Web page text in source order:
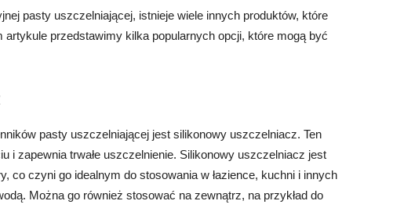
pasty uszczelniającej, istnieje wiele innych produktów, które
artykule przedstawimy kilka popularnych opcji, które mogą być
pasty uszczelniającej jest silikonowy uszczelniacz. Ten
i zapewnia trwałe uszczelnienie. Silikonowy uszczelniacz jest
co czyni go idealnym do stosowania w łazience, kuchni i innych
Można go również stosować na zewnątrz, na przykład do